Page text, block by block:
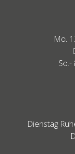
Mo.
Dienstag